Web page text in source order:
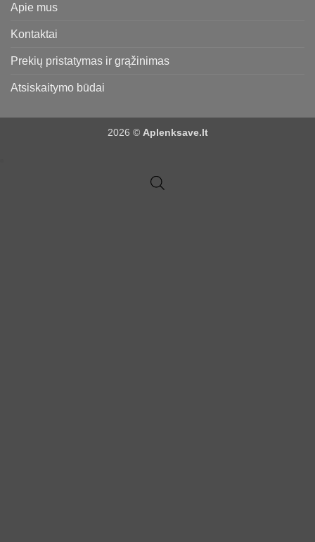
Apie mus
Kontaktai
Prekių pristatymas ir grąžinimas
Atsiskaitymo būdai
2026 © Aplenksave.lt